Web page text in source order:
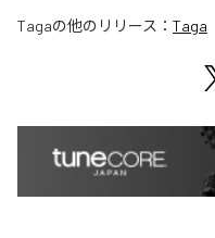
Tagaの他のリリース： Taga